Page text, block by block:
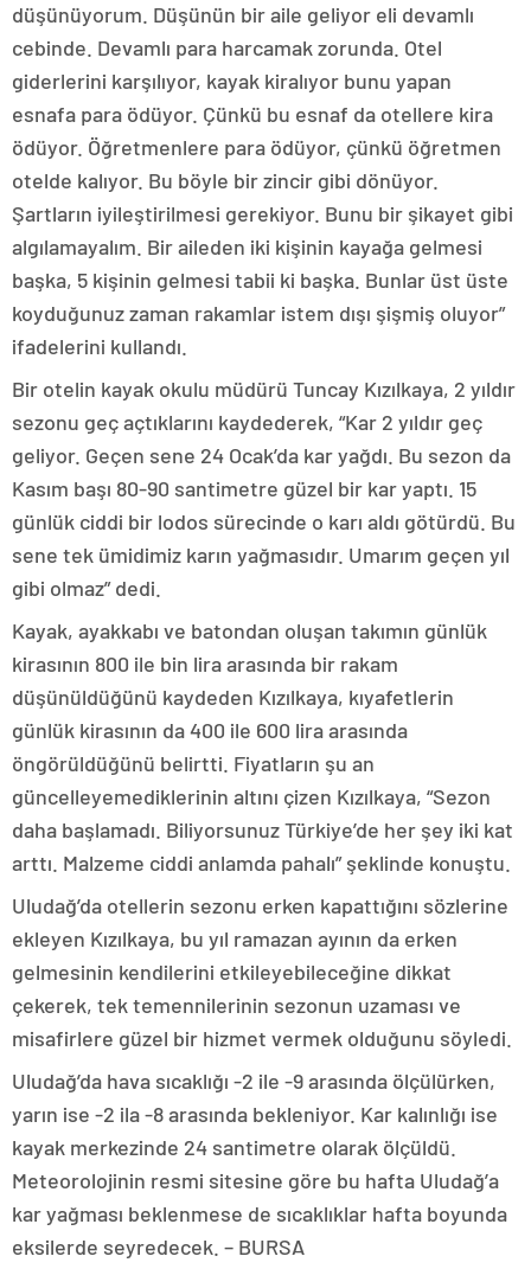
düşünüyorum. Düşünün bir aile geliyor eli devamlı
cebinde. Devamlı para harcamak zorunda. Otel
giderlerini karşılıyor, kayak kiralıyor bunu yapan
esnafa para ödüyor. Çünkü bu esnaf da otellere kira
ödüyor. Öğretmenlere para ödüyor, çünkü öğretmen
otelde kalıyor. Bu böyle bir zincir gibi dönüyor.
Şartların iyileştirilmesi gerekiyor. Bunu bir şikayet gibi
algılamayalım. Bir aileden iki kişinin kayağa gelmesi
başka, 5 kişinin gelmesi tabii ki başka. Bunlar üst üste
koyduğunuz zaman rakamlar istem dışı şişmiş oluyor”
ifadelerini kullandı.
Bir otelin kayak okulu müdürü Tuncay Kızılkaya, 2 yıldır
sezonu geç açtıklarını kaydederek, “Kar 2 yıldır geç
geliyor. Geçen sene 24 Ocak’da kar yağdı. Bu sezon da
Kasım başı 80-90 santimetre güzel bir kar yaptı. 15
günlük ciddi bir lodos sürecinde o karı aldı götürdü. Bu
sene tek ümidimiz karın yağmasıdır. Umarım geçen yıl
gibi olmaz” dedi.
Kayak, ayakkabı ve batondan oluşan takımın günlük
kirasının 800 ile bin lira arasında bir rakam
düşünüldüğünü kaydeden Kızılkaya, kıyafetlerin
günlük kirasının da 400 ile 600 lira arasında
öngörüldüğünü belirtti. Fiyatların şu an
güncelleyemediklerinin altını çizen Kızılkaya, “Sezon
daha başlamadı. Biliyorsunuz Türkiye’de her şey iki kat
arttı. Malzeme ciddi anlamda pahalı” şeklinde konuştu.
Uludağ’da otellerin sezonu erken kapattığını sözlerine
ekleyen Kızılkaya, bu yıl ramazan ayının da erken
gelmesinin kendilerini etkileyebileceğine dikkat
çekerek, tek temennilerinin sezonun uzaması ve
misafirlere güzel bir hizmet vermek olduğunu söyledi.
Uludağ’da hava sıcaklığı -2 ile -9 arasında ölçülürken,
yarın ise -2 ila -8 arasında bekleniyor. Kar kalınlığı ise
kayak merkezinde 24 santimetre olarak ölçüldü.
Meteorolojinin resmi sitesine göre bu hafta Uludağ’a
kar yağması beklenmese de sıcaklıklar hafta boyunda
eksilerde seyredecek. – BURSA